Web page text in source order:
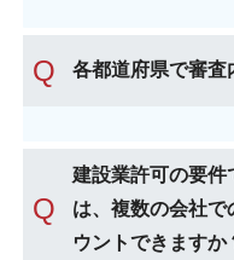
Q 各都道府県で審査
Q
建設業許可の要件
は、複数の会社で
ウントできますか